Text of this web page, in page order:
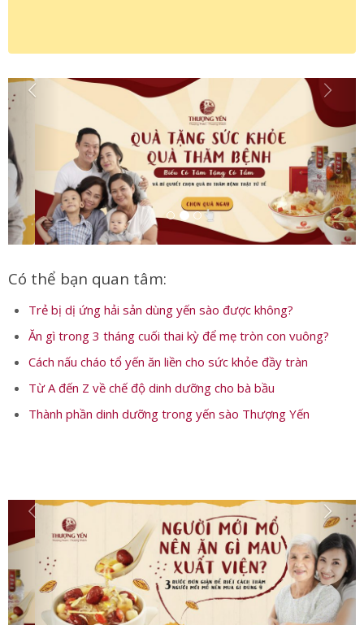
Có thể bạn quan tâm:
Trẻ bị dị ứng hải sản dùng yến sào được không?
Ăn gì trong 3 tháng cuối thai kỳ để mẹ tròn con vuông?
Cách nấu cháo tổ yến ăn liền cho sức khỏe đầy tràn